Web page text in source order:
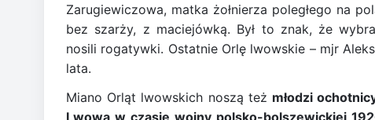
Zarugiewiczowa, matka żołnierza poległego na
bez szarży, z maciejówką. Był to znak, że
nosili rogatywki. Ostatnie Orlę lwowskie – mjr
lata.
Miano Orląt lwowskich noszą też młodzi
Lwowa w czasie wojny polsko-bolszewickiej